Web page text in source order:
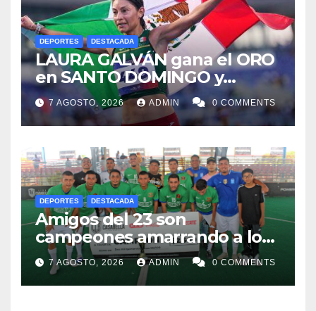
DEPORTES DESTACADA
LAURA GALVÁN gana el ORO
en SANTO DOMINGO y
dedica Medalla a sus padres
fallecidos
7 AGOSTO, 2026 ADMIN 0 COMMENTS
DEPORTES DESTACADA
Amigos del 23 son
campeones amarrando a los
“Perros Bravos”
7 AGOSTO, 2026 ADMIN 0 COMMENTS